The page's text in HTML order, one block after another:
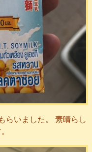
らいました。 素晴らし